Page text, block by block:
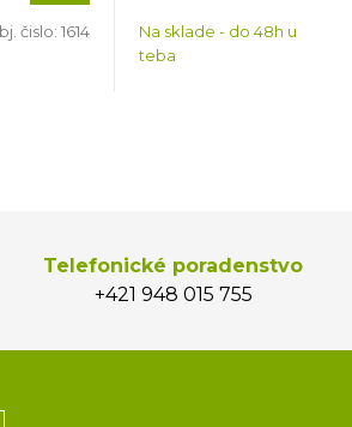
čislo: 1614
Na sklade - do 48h u
teba
Telefonické poradenstvo
+421 948 015 755